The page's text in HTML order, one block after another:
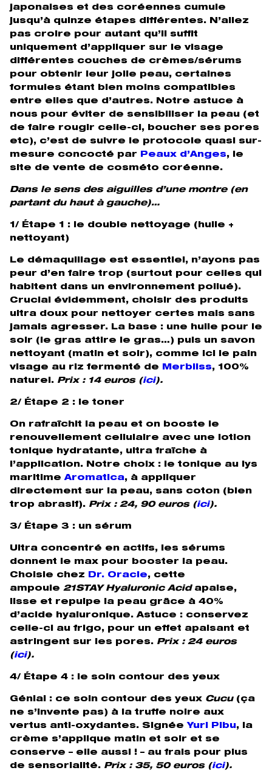
japonaises et des coréennes cumule
jusqu’à quinze étapes différentes. N’allez
pas croire pour autant qu’il suffit
uniquement d’appliquer sur le visage
différentes couches de crèmes/sérums
pour obtenir leur jolie peau, certaines
formules étant bien moins compatibles
entre elles que d’autres. Notre astuce à
nous pour éviter de sensibiliser la peau (et
de faire rougir celle-ci, boucher ses pores
etc), c’est de suivre le protocole quasi sur-
mesure concocté par Peaux d’Anges, le
site de vente de cosméto coréenne.
Dans le sens des aiguilles d’une montre (en
partant du haut à gauche)…
1/ Étape 1 : le double nettoyage (huile +
nettoyant)
Le démaquillage est essentiel, n’ayons pas
peur d’en faire trop (surtout pour celles qui
habitent dans un environnement pollué).
Crucial évidemment, choisir des produits
ultra doux pour nettoyer certes mais sans
jamais agresser. La base : une huile pour le
soir (le gras attire le gras…) puis un savon
nettoyant (matin et soir), comme ici le pain
visage au riz fermenté de Merbliss, 100%
naturel. Prix : 14 euros (ici).
2/ Étape 2 : le toner
On rafraîchit la peau et on booste le
renouvellement cellulaire avec une lotion
tonique hydratante, ultra fraîche à
l’application. Notre choix : le tonique au lys
maritimeAromatica, à appliquer
directement sur la peau, sans coton (bien
trop abrasif). Prix : 24, 90 euros (ici).
3/ Étape 3 : un sérum
Ultra concentré en actifs, les sérums
donnent le max pour booster la peau.
Choisie chez Dr. Oracle, cette
ampoule 21STAY Hyaluronic Acid apaise,
lisse et repulpe la peau grâce à 40%
d’acide hyaluronique. Astuce : conservez
celle-ci au frigo, pour un effet apaisant et
astringent sur les pores. Prix : 24 euros
(ici).
4/ Étape 4 : le soin contour des yeux
Génial : ce soin contour des yeux Cucu(ça
ne s’invente pas) à la truffe noire aux
vertus anti-oxydantes. Signée Yuri Pibu, la
crème s’applique matin et soir et se
conserve – elle aussi ! – au frais pour plus
de sensorialité. Prix : 35, 50 euros (ici).